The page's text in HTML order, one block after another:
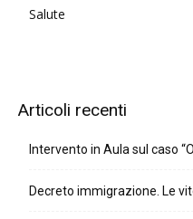
Salute
Articoli recenti
Intervento in Aula sul caso
Decreto immigrazione. Le